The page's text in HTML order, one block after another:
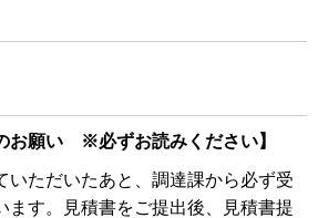
お願い ※必ずお読みください】
ただいたあと、調達課から必ず受
ます。見積書をご提出後、見積書提